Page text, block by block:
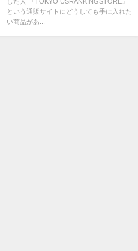
した人 『TOKYO USRANKINGSTORE』
という通販サイトにどうしても手に入れた
い商品があ...